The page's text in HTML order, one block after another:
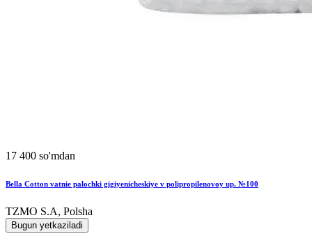
17 400 so'mdan
Bella Cotton vatnie palochki gigiyenicheskiye v polipropilenovoy up. №100
TZMO S.A, Polsha
Bugun yetkaziladi